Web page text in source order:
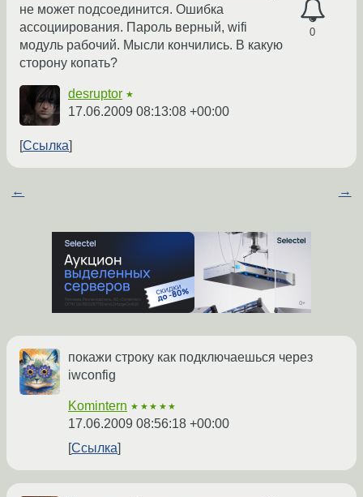
0
не может подсоединится. Ошибка
ассоциирования. Пароль верный, wifi
модуль рабочий. Мысли кончились. В какую
сторону копать?
desruptor ★
17.06.2009 08:13:08 +00:00
Ссылка
← →
покажи строку как подключаешься через
iwconfig
Komintern ★★★★★
17.06.2009 08:56:18 +00:00
Ссылка